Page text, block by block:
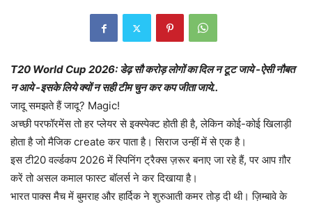
T20 World Cup 2026: डेढ़ सौ करोड़ लोगों का दिल न टूट जाये -ऐसी नौबत
न आये -इसके लिये क्यों न सही टीम चुन कर कप जीता जाये..
जादू समझते हैं जादू? Magic!
अच्छी परफॉरमेंस तो हर प्लेयर से इक्स्पेक्ट होती ही है, लेकिन कोई-कोई खिलाड़ी
होता है जो मैजिक create कर पाता है। सिराज उन्हीं में से एक है।
इस टी20 वर्ल्डकप 2026 में स्पिनिंग ट्रैक्स ज़रूर बनाए जा रहे हैं, पर आप ग़ौर
करें तो असल कमाल फास्ट बॉलर्स ने कर दिखाया है।
भारत पाक्स मैच में बुमराह और हार्दिक ने शुरुआती कमर तोड़ दी थी। ज़िम्बावे के